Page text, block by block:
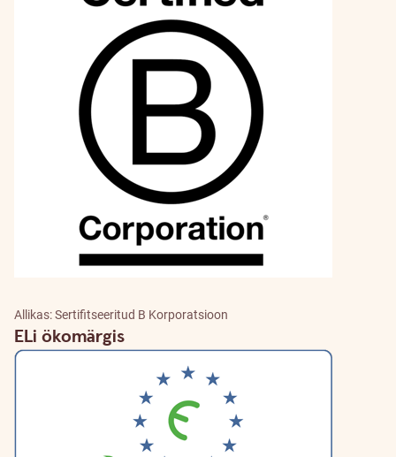
Allikas: Sertifitseeritud B Korporatsioon
ELi ökomärgis